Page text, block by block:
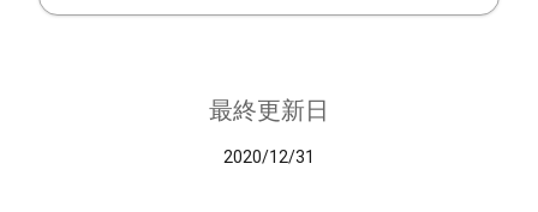
最終更新日
2020/12/31